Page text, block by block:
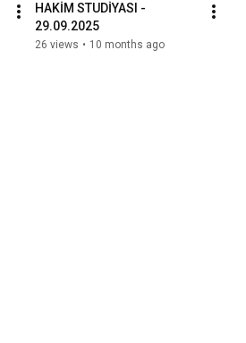
HAKİM STUDİYASI -
29.09.2025
26 views • 10 months ago